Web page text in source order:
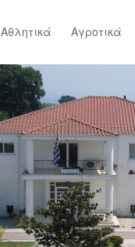
Αθλητικά Αγροτικά